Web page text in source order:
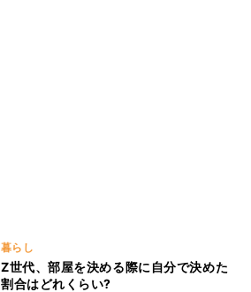
暮らし
Z世代、部屋を決める際に自分で決めた
割合はどれくらい?